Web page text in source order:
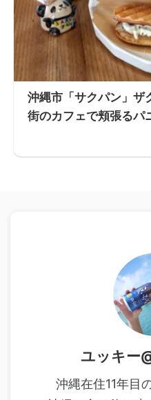
沖縄市「サクパン」ザ
街のカフェで頬張るパ
ユッキー
沖縄在住11年目